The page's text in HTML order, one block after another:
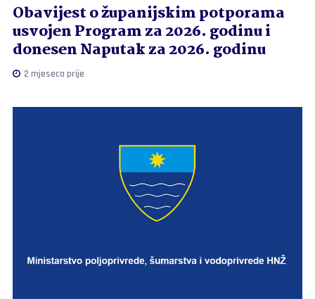
Obavijest o županijskim potporama
usvojen Program za 2026. godinu i
donesen Naputak za 2026. godinu
2 mjeseca prije